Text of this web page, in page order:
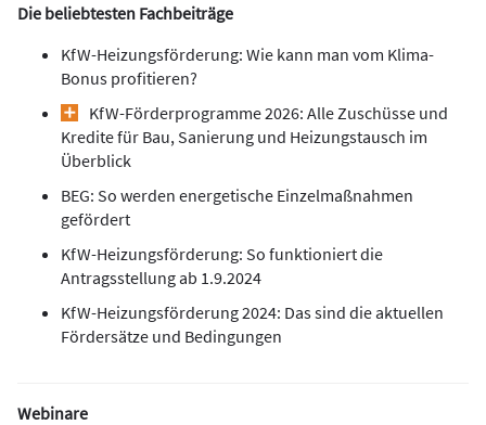
Die beliebtesten Fachbeiträge
KfW-Heizungsförderung: Wie kann man vom Klima-
Bonus profitieren?
KfW-Förderprogramme 2026: Alle Zuschüsse und
Kredite für Bau, Sanierung und Heizungstausch im
Überblick
BEG: So werden energetische Einzelmaßnahmen
gefördert
KfW-Heizungsförderung: So funktioniert die
Antragsstellung ab 1.9.2024
KfW-Heizungsförderung 2024: Das sind die aktuellen
Fördersätze und Bedingungen
Webinare